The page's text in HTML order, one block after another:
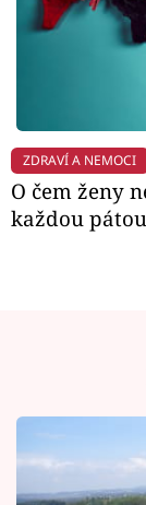
Sledujte nás
ZDRAVÍ A NEMOCI
O čem ženy
každou pátou